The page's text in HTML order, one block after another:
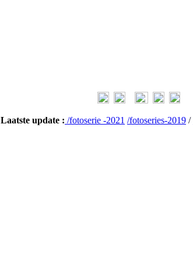
Laatste update : /fotoserie -2021 /fotoseries-2019 /